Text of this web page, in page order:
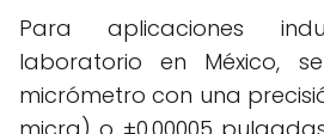
Para aplicaciones
laboratorio en México,
micrómetro con una